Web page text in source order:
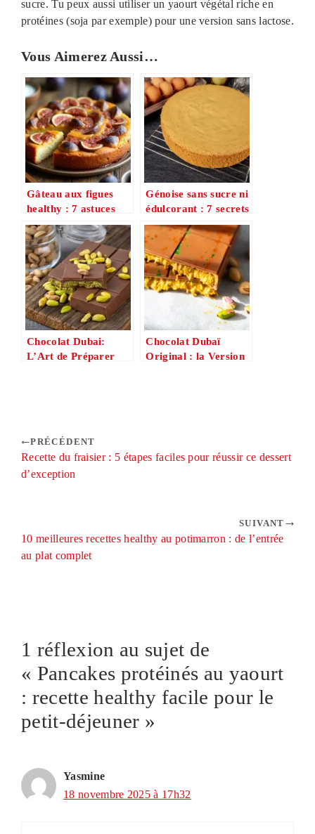
sucre. Tu peux aussi utiliser un yaourt végétal riche en
protéines (soja par exemple) pour une version sans lactose.
Vous Aimerez Aussi…
Gâteau aux figues
healthy : 7 astuces
irrésistibles pour un
dessert ultra-
moelleux
Génoise sans sucre ni
édulcorant : 7 secrets
pour une version
healthy irrésistible
Chocolat Dubai:
L’Art de Préparer
Chocolat Dubaï
Original : la Version
PRÉCÉDENT
Recette du fraisier : 5 étapes faciles pour réussir ce dessert
d’exception
SUIVANT
10 meilleures recettes healthy au potimarron : de l’entrée
au plat complet
1 réflexion au sujet de
« Pancakes protéinés au yaourt
: recette healthy facile pour le
petit-déjeuner »
Yasmine
18 novembre 2025 à 17h32